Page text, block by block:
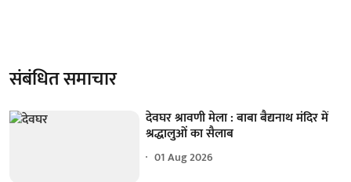
संबंधित समाचार
देवघर श्रावणी मेला : बाबा बैद्यनाथ मंदिर में
श्रद्धालुओं का सैलाब
01 Aug 2026